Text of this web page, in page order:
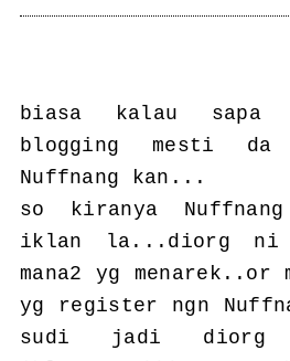
biasa kalau sapa
blogging mesti da
Nuffnang kan...
so kiranya
iklan la...diorg ni
mana2 yg
yg register ngn
sudi jadi diorg